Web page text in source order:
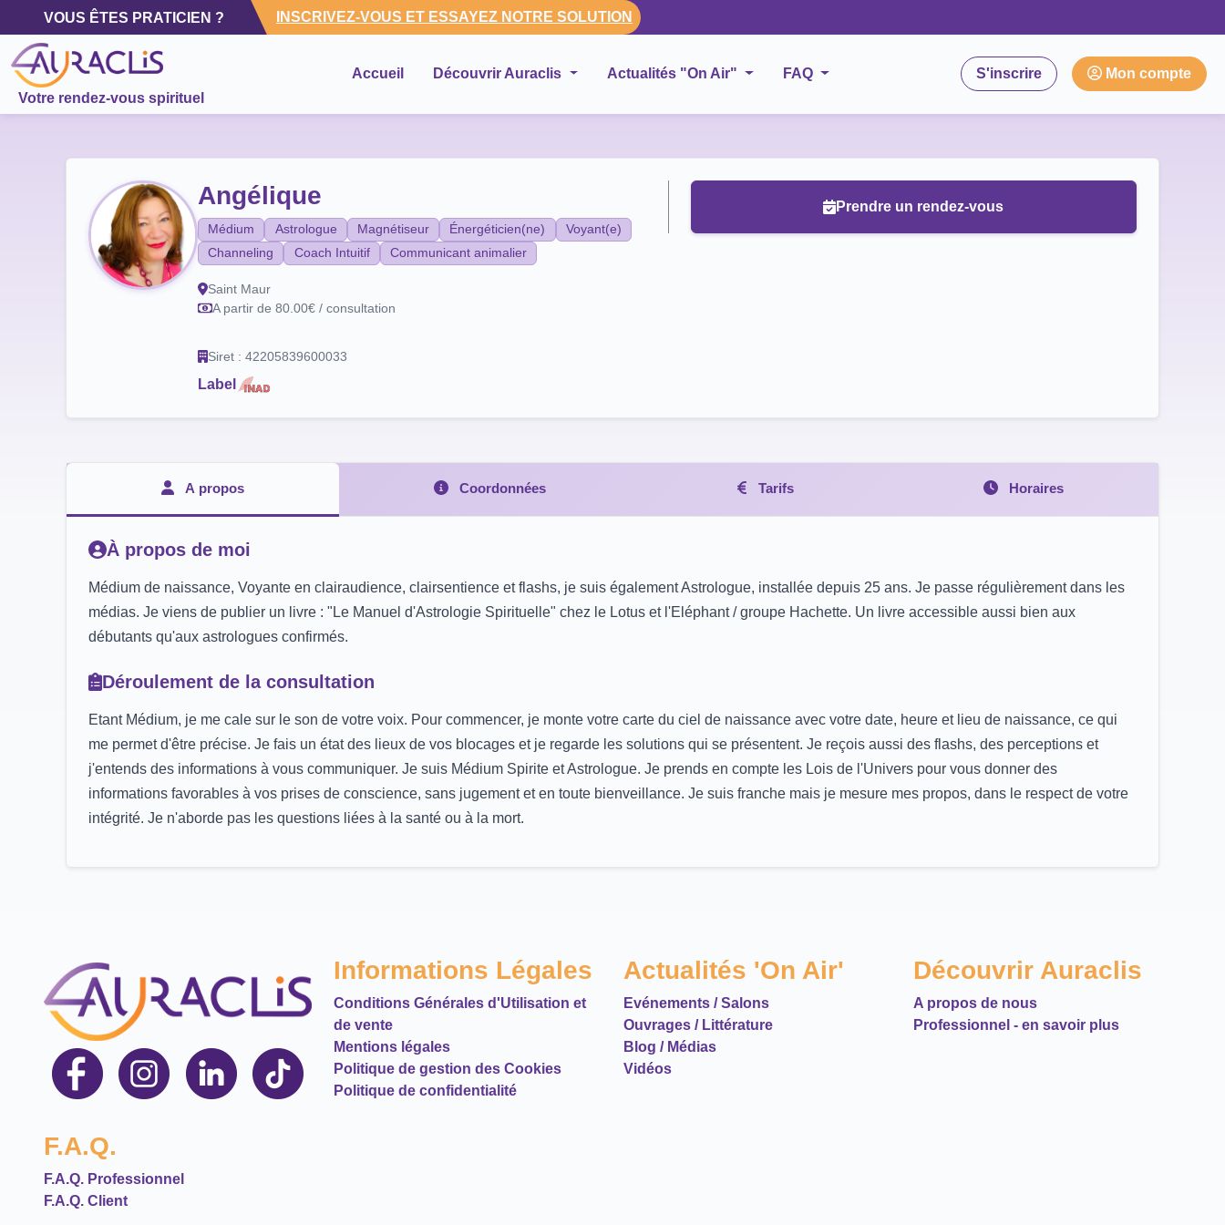
VOUS ÊTES PRATICIEN ? INSCRIVEZ-VOUS ET ESSAYEZ NOTRE SOLUTION
Votre rendez-vous spirituel
Accueil Découvrir Auraclis Actualités "On Air" FAQ S'inscrire Mon compte
Angélique
Médium Astrologue Magnétiseur Énergéticien(ne)
Voyant(e)
Channeling
Coach Intuitif Communicant animalier
Saint Maur
A partir de 80.00€ / consultation
Siret : 42205839600033
Label
Prendre un rendez-vous
A propos Coordonnées Tarifs Horaires
À propos de moi
Médium de naissance, Voyante en clairaudience, clairsentience et flashs, je suis également Astrologue, installée depuis 25 ans. Je passe régulièrement dans les
médias. Je viens de publier un livre : "Le Manuel d'Astrologie Spirituelle" chez le Lotus et l'Eléphant / groupe Hachette. Un livre accessible aussi bien aux
débutants qu'aux astrologues confirmés.
Déroulement de la consultation
Etant Médium, je me cale sur le son de votre voix. Pour commencer, je monte votre carte du ciel de naissance avec votre date, heure et lieu de naissance, ce qui
me permet d'être précise. Je fais un état des lieux de vos blocages et je regarde les solutions qui se présentent. Je reçois aussi des flashs, des perceptions et
j'entends des informations à vous communiquer. Je suis Médium Spirite et Astrologue. Je prends en compte les Lois de l'Univers pour vous donner des
informations favorables à vos prises de conscience, sans jugement et en toute bienveillance. Je suis franche mais je mesure mes propos, dans le respect de votre
intégrité. Je n'aborde pas les questions liées à la santé ou à la mort.
Informations Légales
Conditions Générales d'Utilisation et
de vente
Mentions légales
Politique de gestion des Cookies
Politique de confidentialité
Actualités 'On Air'
Evénements / Salons
Ouvrages / Littérature
Blog / Médias
Vidéos
Découvrir Auraclis
A propos de nous
Professionnel - en savoir plus
F.A.Q.
F.A.Q. Professionnel
F.A.Q. Client